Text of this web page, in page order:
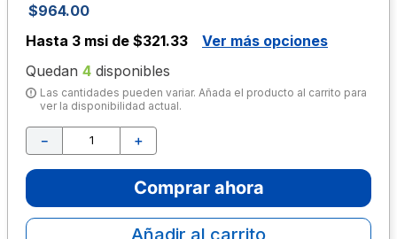
$964.00
Hasta 3 msi de $321.33
Ver más opciones
Quedan 4 disponibles
Las cantidades pueden variar. Añada el producto al carrito para
ver la disponibilidad actual.
＋
－
Comprar ahora
Añadir al carrito
.
10